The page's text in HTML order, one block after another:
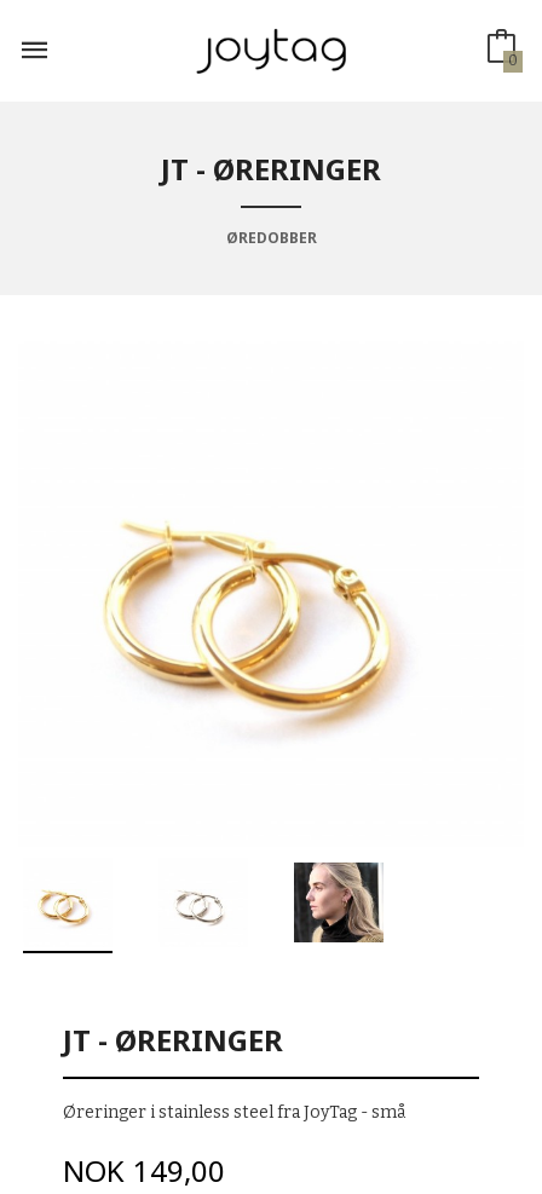
innholdet
0
JT - ØRERINGER
ØREDOBBER
JT - ØRERINGER
Øreringer i stainless steel fra JoyTag - små
Pris
NOK 149,00